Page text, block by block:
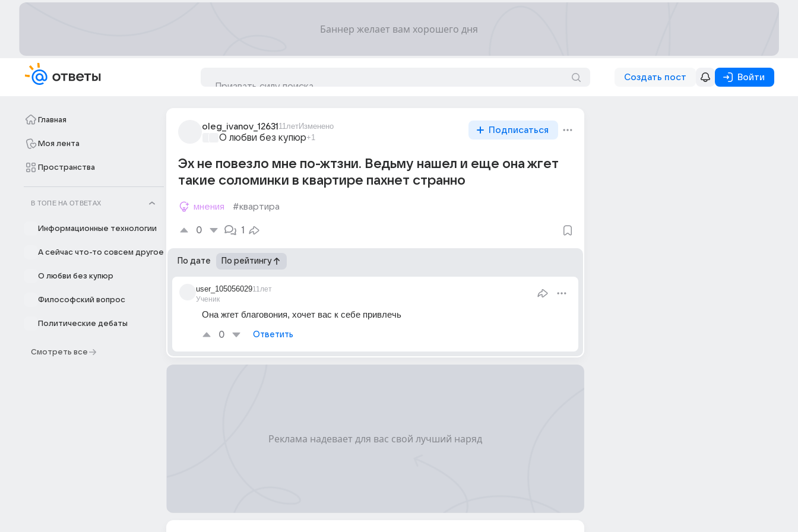
Создать пост Войти
Главная
Моя лента
Пространства
В ТОПЕ НА ОТВЕТАХ
Информационные технологии
А сейчас что-то совсем другое
О любви без купюр
Философский вопрос
Политические дебаты
Смотреть все
oleg_ivanov_12631 11летИзменено
О любви без купюр+1
Подписаться
Эх не повезло мне по-жтзни. Ведьму нашел и еще она жгет
такие соломинки в квартире пахнет странно
мнения #квартира
0 1
По дате По рейтингу
user_105056029
Ученик
11лет
Она жгет благовония, хочет вас к себе привлечь
0 Ответить